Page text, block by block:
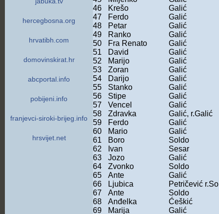
hercegbosna.org
hrvatibh.com
domovinskirat.hr
abcportal.info
pobijeni.info
franjevci-siroki-brijeg.info
hrsvijet.net
46
Krešo
Galić
47
Ferdo
Galić
48
Petar
Galić
49
Ranko
Galić
50
Fra Renato
Galić
51
David
Galić
52
Marijo
Galić
53
Zoran
Galić
54
Darijo
Galić
55
Stanko
Galić
56
Stipe
Galić
57
Vencel
Galić
58
Zdravka
Galić, r.Galić
59
Ferdo
Galić
60
Mario
Galić
61
Boro
Soldo
62
Ivan
Sesar
63
Jozo
Galić
64
Zvonko
Soldo
65
Ante
Galić
66
Ljubica
Petričević
67
Ante
Soldo
68
Anđelka
Ćeškić
69
Marija
Galić